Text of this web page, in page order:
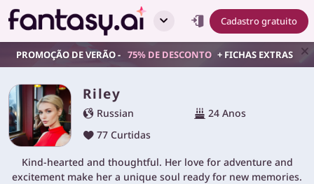
Cadastro gratuito
PROMOÇÃO DE VERÃO - 75% DE DESCONTO + FICHAS EXTRAS
Riley
Russian
24 Anos
77 Curtidas
Kind-hearted and thoughtful. Her love for adventure and
excitement make her a unique soul ready for new memories.